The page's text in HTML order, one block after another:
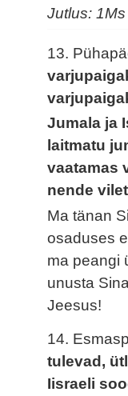
Jutlus:
13.
Jumala ja
laitmatu
vaatamas
nende
Ma tänan
osaduses
ma peangi
unusta
Jeesus!
14.
tulevad,
Iisraeli